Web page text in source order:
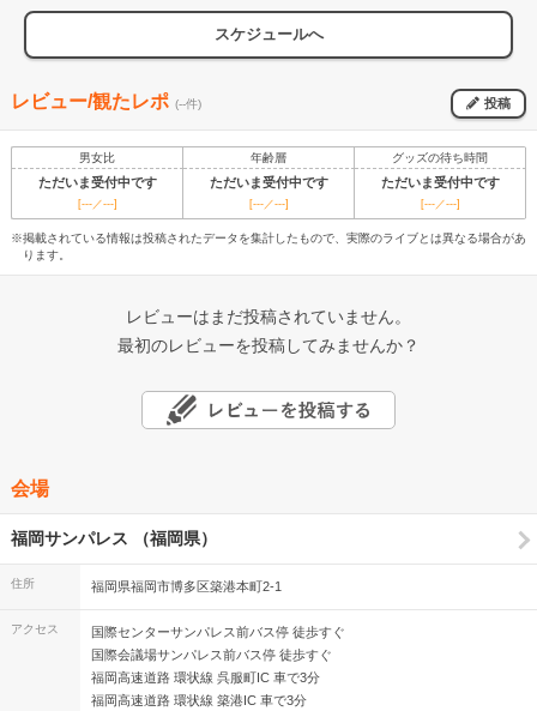
スケジュールへ
レビュー/観たレポ (--件) 投稿
男女比 年齢層 グッズの待ち時間
ただいま受付中です ただいま受付中です ただいま受付中です
[---／---] [---／---] [---／---]
※掲載されている情報は投稿されたデータを集計したもので、実際のライブとは異なる場合があ
ります。
レビューはまだ投稿されていません。
最初のレビューを投稿してみませんか？
会場
福岡サンパレス （福岡県）
住所 福岡県福岡市博多区築港本町2-1
アクセス
国際センターサンパレス前バス停 徒歩すぐ
国際会議場サンパレス前バス停 徒歩すぐ
福岡高速道路 環状線 呉服町IC 車で3分
福岡高速道路 環状線 築港IC 車で3分